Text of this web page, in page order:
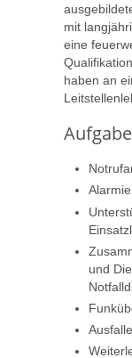
mit
eine
haben an
und